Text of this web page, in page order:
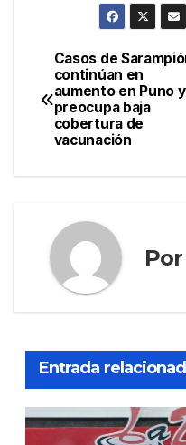
de
entradas
Casos de
continúan en
aumento en Puno y
preocupa baja
cobertura de
vacunación
Por
Entrada